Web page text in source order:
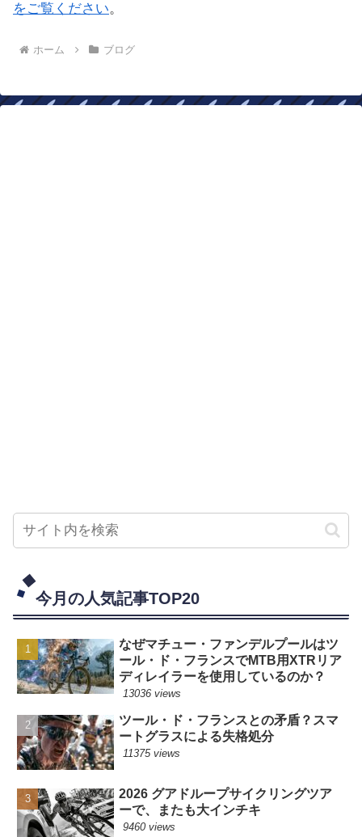
をご覧ください。
ホーム ブログ
今月の人気記事TOP20
なぜマチュー・ファンデルプールはツ
ール・ド・フランスでMTB用XTRリア
ディレイラーを使用しているのか？
13036 views
ツール・ド・フランスとの矛盾？スマ
ートグラスによる失格処分
11375 views
2026 グアドループサイクリングツア
ーで、またも大インチキ
9460 views